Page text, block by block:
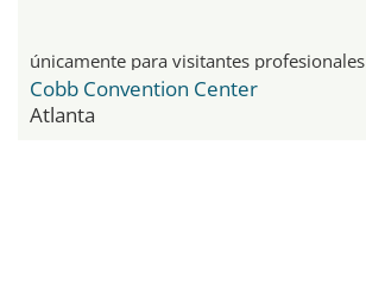
únicamente para visitantes profesionales
Cobb Convention Center
Atlanta